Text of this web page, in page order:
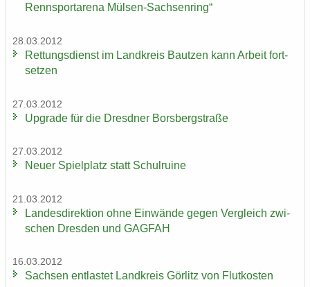
Rennsportarena Mülsen-​Sachsenring“
28.03.2012
Ret­tungs­dienst im Land­kreis Baut­zen kann Ar­beit fort­
set­zen
27.03.2012
Up­grade für die Dresd­ner Borsberg­stra­ße
27.03.2012
Neuer Spiel­platz statt Schul­rui­ne
21.03.2012
Lan­des­di­rek­ti­on ohne Ein­wän­de gegen Ver­gleich zwi­
schen Dres­den und GAG­FAH
16.03.2012
Sach­sen ent­las­tet Land­kreis Gör­litz von Flut­kos­ten